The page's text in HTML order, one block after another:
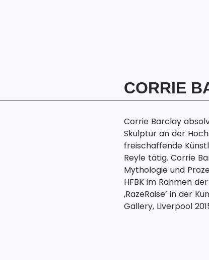
CORRIE
Corrie Barclay
Skulptur an der
freischaffende
Reyle tätig. Corrie
Mythologie und
HFBK im Rahmen
‚RazeRaise‘ in der
Gallery, Liverpool